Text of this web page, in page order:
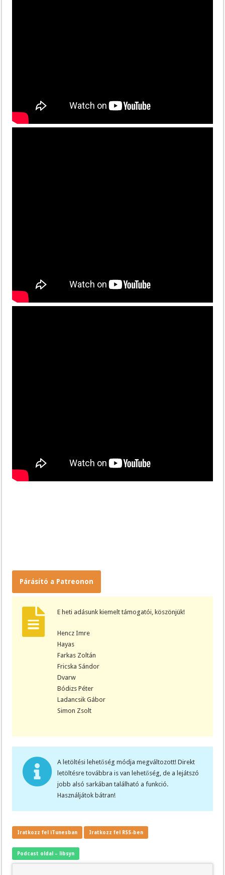
Párásító a Patreonon
E heti adásunk kiemelt támogatói, köszönjük!
Hencz Imre
Hayas
Farkas Zoltán
Fricska Sándor
Dvarw
Bódizs Péter
Ladancsik Gábor
Simon Zsolt
A letöltési lehetőség módja megváltozott! Direkt
letöltésre továbbra is van lehetőség, de a lejátszó
jobb alsó sarkában található a funkció.
Használjátok bátran!
Iratkozz fel iTunesban Iratkozz fel RSS-ben
Podcast oldal – libsyn